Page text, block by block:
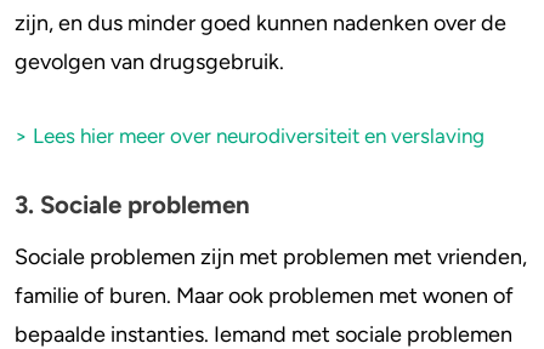
zijn, en dus minder goed kunnen nadenken over de
gevolgen van drugsgebruik.
> Lees hier meer over neurodiversiteit en verslaving
3. Sociale problemen
Sociale problemen zijn met problemen met vrienden,
familie of buren. Maar ook problemen met wonen of
bepaalde instanties. Iemand met sociale problemen